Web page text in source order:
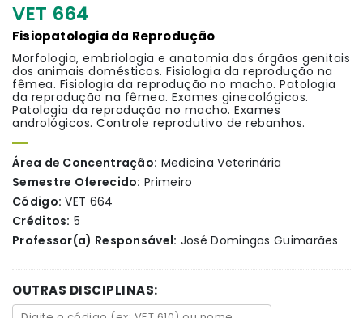
VET 664
Fisiopatologia da Reprodução
Morfologia, embriologia e anatomia dos órgãos genitais
dos animais domésticos. Fisiologia da reprodução na
fêmea. Fisiologia da reprodução no macho. Patologia
da reprodução na fêmea. Exames ginecológicos.
Patologia da reprodução no macho. Exames
andrológicos. Controle reprodutivo de rebanhos.
Área de Concentração: Medicina Veterinária
Semestre Oferecido: Primeiro
Código: VET 664
Créditos: 5
Professor(a) Responsável: José Domingos Guimarães
OUTRAS DISCIPLINAS: